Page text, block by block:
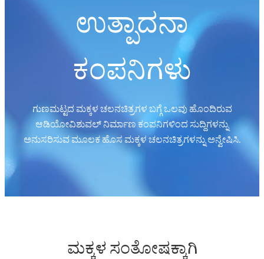
ಉತ್ಪಾದನಾ
ಕಂಪನಿಗಳು
ಗುಣಮಟ್ಟದ ಮಕ್ಕಳ ಚಲನಚಿತ್ರಗಳ ಬಗ್ಗೆ ಒಲವು ಹೊಂದಿರುವ
ಆಡಿಯೋವಿಶುವಲ್ ನಿರ್ಮಾಣ ಕಂಪನಿಗಳಿಂದ ಸುದ್ದಿಗಳನ್ನು
ಅನುಸರಿಸುವ ಮೂಲಕ ಹೊಸ ಮಕ್ಕಳ ಚಲನಚಿತ್ರಗಳನ್ನು ಅನ್ವೇಷಿಸಿ.
ಮಕ್ಕಳ ಸಂತೋಷಕ್ಕಾಗಿ